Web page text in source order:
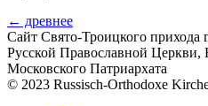
← древнее
Сайт Свято-Троицкого прихода
Русской Православной Церкви,
Московского Патриархата
© 2023 Russisch-Orthodoxe